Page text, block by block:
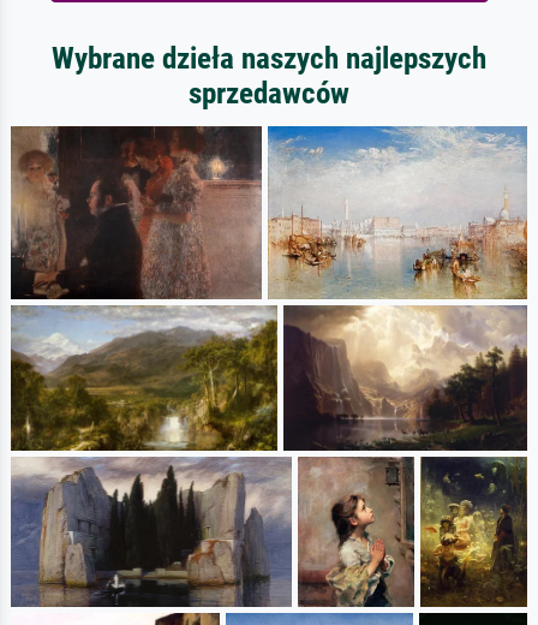
Wybrane dzieła naszych najlepszych
sprzedawców